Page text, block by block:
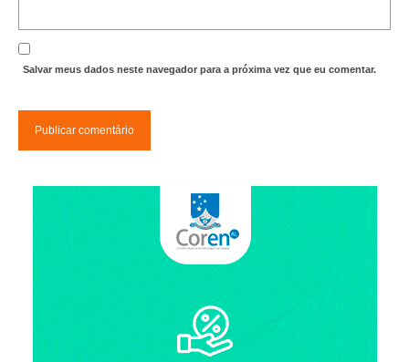
Salvar meus dados neste navegador para a próxima vez que eu comentar.